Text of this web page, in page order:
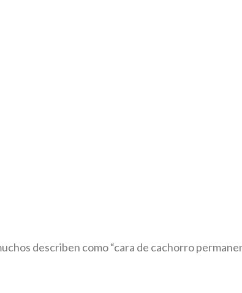
describen como “cara de cachorro